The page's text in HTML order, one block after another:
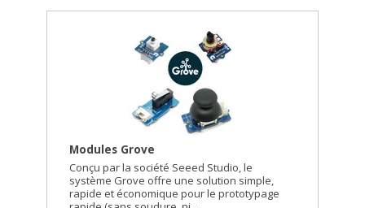
Modules Grove
Conçu par la société Seeed Studio, le
système Grove offre une solution simple,
rapide et économique pour le prototypage